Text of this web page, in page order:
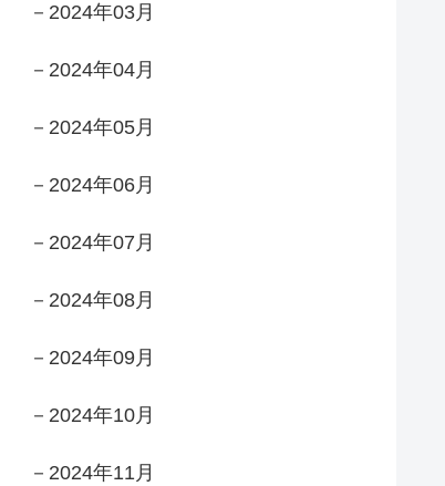
－2024年03月
－2024年04月
－2024年05月
－2024年06月
－2024年07月
－2024年08月
－2024年09月
－2024年10月
－2024年11月